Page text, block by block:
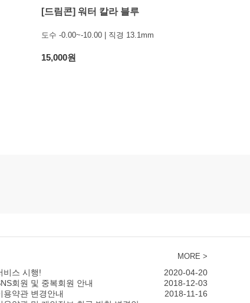
[드림콘] 워터 칼라 블루
도수 -0.00~-10.00 | 직경 13.1mm
15,000원
MORE >
비스 시행!
2020-04-20
회원 및 중복회원 안내
2018-12-03
용약관 변경안내
2018-11-16